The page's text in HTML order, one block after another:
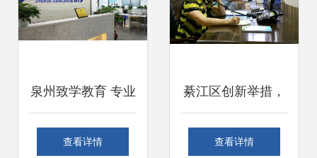
务与办公服务领域
泉州致学教育 专业
教育咨询服务的领
查看详情
綦江区创新举措，
全市首个家庭教育
查看详情